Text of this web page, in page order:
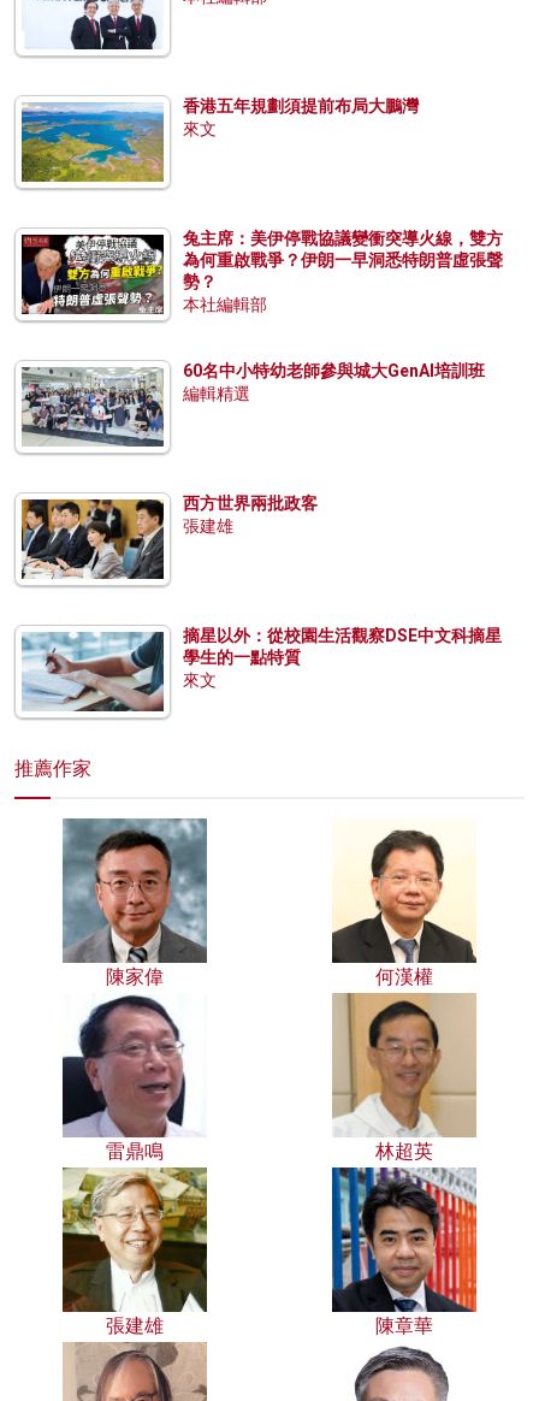
香港五年規劃須提前布局大鵬灣
來文
兔主席：美伊停戰協議變衝突導火線，雙方
為何重啟戰爭？伊朗一早洞悉特朗普虛張聲
勢？
本社編輯部
60名中小特幼老師參與城大GenAI培訓班
編輯精選
西方世界兩批政客
張建雄
摘星以外：從校園生活觀察DSE中文科摘星
學生的一點特質
來文
推薦作家
陳家偉 何漢權
雷鼎鳴 林超英
張建雄 陳章華